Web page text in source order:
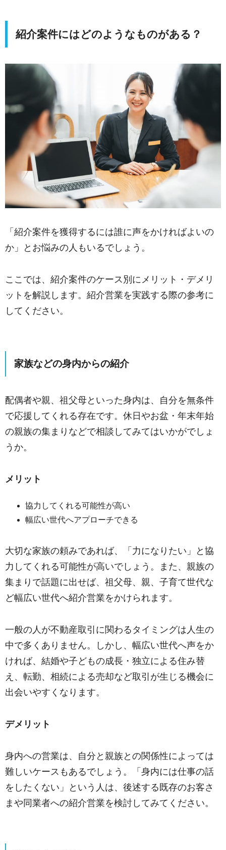
紹介案件にはどのようなものがある？
「紹介案件を獲得するには誰に声をかければよいの
か」とお悩みの人もいるでしょう。
ここでは、紹介案件のケース別にメリット・デメリ
ットを解説します。紹介営業を実践する際の参考に
してください。
家族などの身内からの紹介
配偶者や親、祖父母といった身内は、自分を無条件
で応援してくれる存在です。休日やお盆・年末年始
の親族の集まりなどで相談してみてはいかがでしょ
うか。
メリット
協力してくれる可能性が高い
幅広い世代へアプローチできる
大切な家族の頼みであれば、「力になりたい」と協
力してくれる可能性が高いでしょう。また、親族の
集まりで話題に出せば、祖父母、親、子育て世代な
ど幅広い世代へ紹介営業をかけられます。
一般の人が不動産取引に関わるタイミングは人生の
中で多くありません。しかし、幅広い世代へ声をか
ければ、結婚や子どもの成長・独立による住み替
え、転勤、相続による売却など取引が生じる機会に
出会いやすくなります。
デメリット
身内への営業は、自分と親族との関係性によっては
難しいケースもあるでしょう。「身内には仕事の話
をしたくない」という人は、後述する既存のお客さ
まや同業者への紹介営業を検討してみてください。